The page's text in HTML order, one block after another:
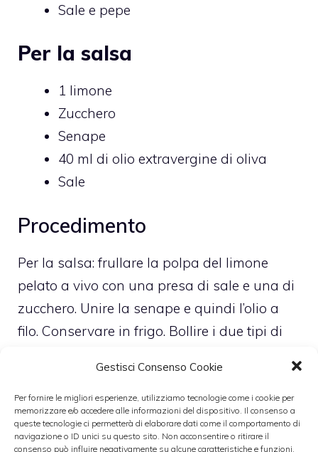
Gestisci Consenso Cookie
Per fornire le migliori esperienze, utilizziamo tecnologie come i cookie per
memorizzare e/o accedere alle informazioni del dispositivo. Il consenso a
queste tecnologie ci permetterà di elaborare dati come il comportamento di
navigazione o ID unici su questo sito. Non acconsentire o ritirare il
consenso può influire negativamente su alcune caratteristiche e funzioni.
Sale e pepe
Per la salsa
1 limone
Zucchero
Senape
40 ml di olio extravergine di oliva
Sale
Procedimento
Per la salsa: frullare la polpa del limone
pelato a vivo con una presa di sale e una di
zucchero. Unire la senape e quindi l’olio a
filo. Conservare in frigo. Bollire i due tipi di
Mettere in una ciotola e unire il tonno, l’uovo,
lo yogurt, l’erba cipollina tagliuzzata
finemente, una grattugiata di scorza di
limone, il grana, sale e pepe. Mescolare bene